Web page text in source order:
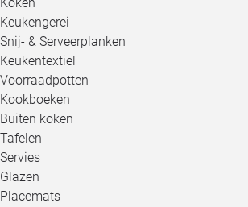
Keukengerei
Snij- & Serveerplanken
Keukentextiel
Voorraadpotten
Kookboeken
Buiten koken
Tafelen
Servies
Glazen
Placemats